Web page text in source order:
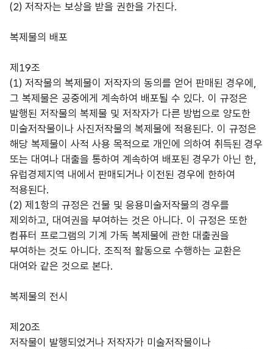
(2) 저작자는 보상을 받을 권한을 가진다.
복제물의 배포
제19조
(1) 저작물의 복제물이 저작자의 동의를 얻어 판매된 경우에,
그 복제물은 공중에게 계속하여 배포될 수 있다. 이 규정은
발행된 저작물의 복제물 및 저작자가 다른 방법으로 양도한
미술저작물이나 사진저작물의 복제물에 적용된다. 이 규정은
해당 복제물이 사적 사용 목적으로 개인에 의하여 취득된 경우
또는 대여나 대출을 통하여 계속하여 배포된 경우가 아닌 한,
유럽경제지역 내에서 판매되거나 이전된 경우에 한하여
적용된다.
(2) 제1항의 규정은 건물 및 응용미술저작물의 경우를
제외하고, 대여권을 부여하는 것은 아니다. 이 규정은 또한
컴퓨터 프로그램의 기계 가독 복제물에 관한 대출권을
부여하는 것도 아니다. 조직적 활동으로 수행하는 교환은
대여와 같은 것으로 본다.
복제물의 전시
제20조
저작물이 발행되었거나 저작자가 미술저작물이나